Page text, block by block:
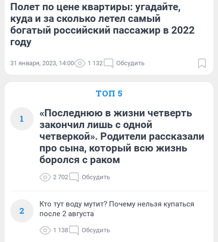
Полет по цене квартиры: угадайте,
куда и за сколько летел самый
богатый российский пассажир в 2022
году
31 января, 2023, 14:00 1 132 Обсудить
ТОП 5
1
«Последнюю в жизни четверть
закончил лишь с одной
четверкой». Родители рассказали
про сына, который всю жизнь
боролся с раком
2 702 Обсудить
2
Кто тут воду мутит? Почему нельзя купаться
после 2 августа
1 138 Обсудить